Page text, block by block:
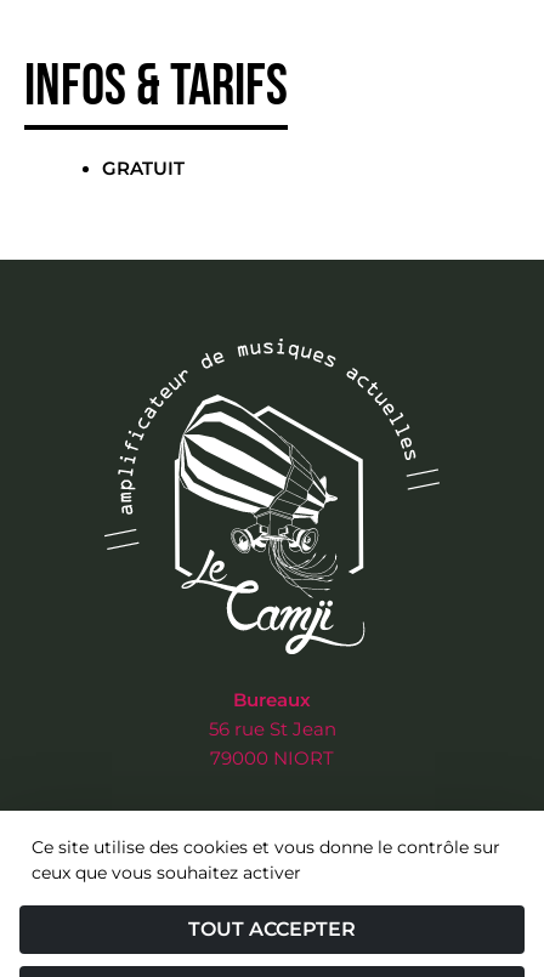
Infos & tarifs
GRATUIT
Bureaux
56 rue St Jean
79000 NIORT
3 rue de l’Ancien Musée
79000 NIORT
Tél : 05 49 17 50 45
Ce site utilise des cookies et vous donne le contrôle sur
ceux que vous souhaitez activer
TOUT ACCEPTER